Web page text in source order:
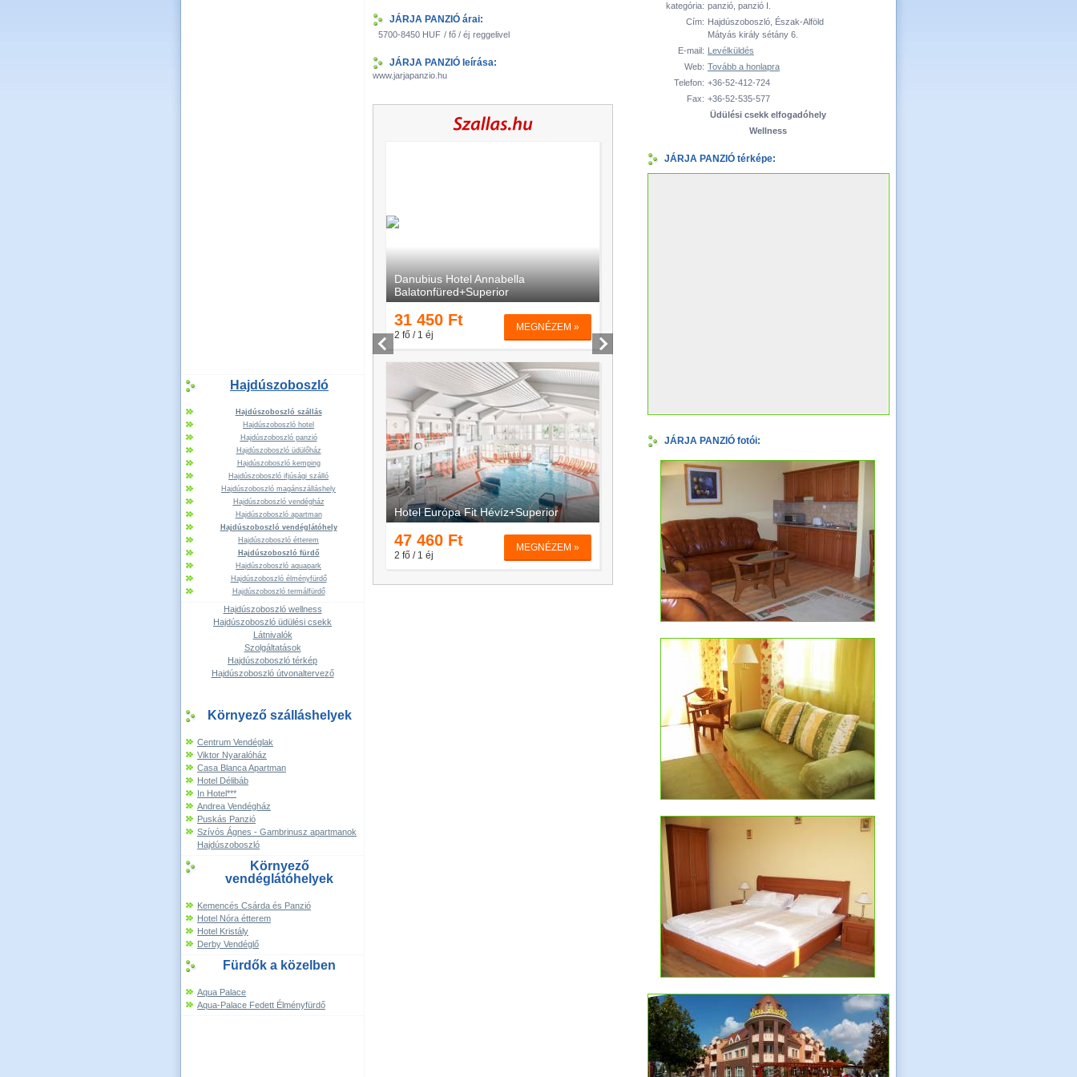
Hajdúszoboszló
Hajdúszoboszló szállás
Hajdúszoboszló hotel
Hajdúszoboszló panzió
Hajdúszoboszló üdülőház
Hajdúszoboszló kemping
Hajdúszoboszló ifjúsági szálló
Hajdúszoboszló magánszálláshely
Hajdúszoboszló vendégház
Hajdúszoboszló apartman
Hajdúszoboszló vendéglátóhely
Hajdúszoboszló étterem
Hajdúszoboszló fürdő
Hajdúszoboszló aquapark
Hajdúszoboszló élményfürdő
Hajdúszoboszló termálfürdő
Hajdúszoboszló wellness
Hajdúszoboszló üdülési csekk
Látnivalók
Szolgáltatások
Hajdúszoboszló térkép
Hajdúszoboszló útvonaltervező
Környező szálláshelyek
Centrum Vendéglak
Viktor Nyaralóház
Casa Blanca Apartman
Hotel Délibáb
In Hotel***
Andrea Vendégház
Puskás Panzió
Szívós Ágnes - Gambrinusz apartmanok
Hajdúszoboszló
Környező
vendéglátóhelyek
Kemencés Csárda és Panzió
Hotel Nóra étterem
Hotel Kristály
Derby Vendéglő
Fürdők a közelben
Aqua Palace
Aqua-Palace Fedett Élményfürdő
kategória: panzió, panzió I.
Cím: Hajdúszoboszló, Észak-Alföld
Mátyás király sétány 6.
E-mail: Levélküldés
Web: Tovább a honlapra
Telefon: +36-52-412-724
Fax: +36-52-535-577
Üdülési csekk elfogadóhely
Wellness
JÁRJA PANZIÓ térképe:
JÁRJA PANZIÓ fotói:
JÁRJA PANZIÓ árai:
5700-8450 HUF / fő / éj reggelivel
JÁRJA PANZIÓ leírása:
www.jarjapanzio.hu